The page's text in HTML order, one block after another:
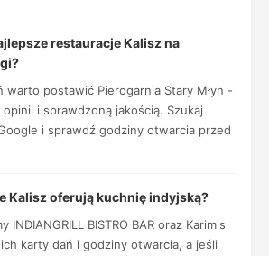
restauracje Kalisz na
warto postawić Pierogarnia Stary Młyn -
i sprawdzoną jakością. Szukaj
i sprawdź godziny otwarcia przed
Kalisz oferują kuchnię indyjską?
INDIANGRILL BISTRO BAR oraz Karim's
karty dań i godziny otwarcia, a jeśli